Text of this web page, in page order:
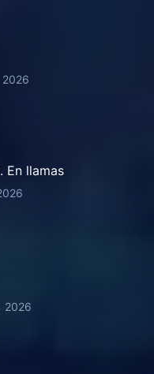
2026
En llamas
2026